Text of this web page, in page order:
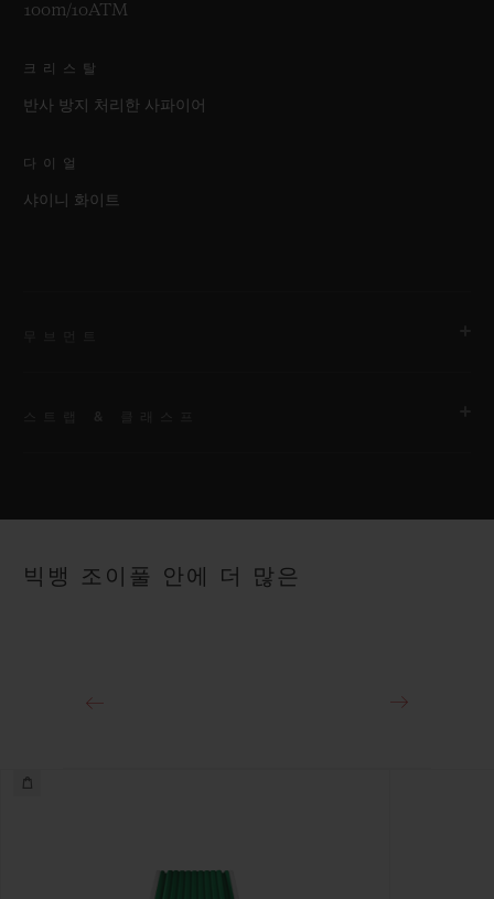
100m/10ATM
크리스탈
반사 방지 처리한 사파이어
다이얼
샤이니 화이트
약 40시간
스트랩
이트 라인드 러버 스트랩.
빅뱅 조이풀 안에 더 많은